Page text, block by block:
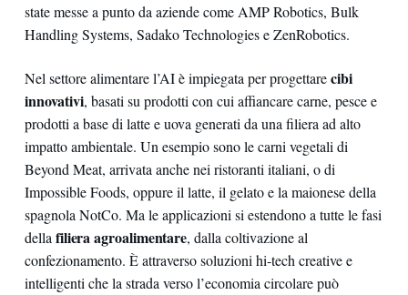
state messe a punto da aziende come AMP Robotics, Bulk
Handling Systems, Sadako Technologies e ZenRobotics.
Nel settore alimentare l’AI è impiegata per progettarecibi
innovativi, basati su prodotti con cui affiancare carne, pesce e
prodotti a base di latte e uova generati da una filiera ad alto
impatto ambientale. Un esempio sono le carni vegetali di
Beyond Meat, arrivata anche nei ristoranti italiani, o di
Impossible Foods, oppure il latte, il gelato e la maionese della
spagnola NotCo. Ma le applicazioni si estendono a tutte le fasi
della filiera agroalimentare, dalla coltivazione al
confezionamento. È attraverso soluzioni hi-tech creative e
intelligenti che la strada verso l’economia circolare può